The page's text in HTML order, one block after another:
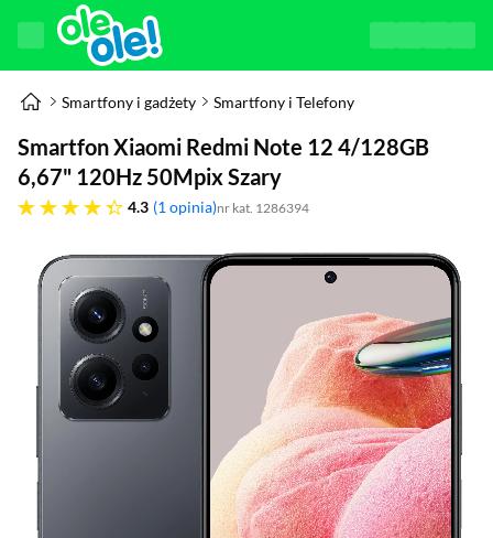
Smartfony i gadżety Smartfony i Telefony
Smartfon Xiaomi Redmi Note 12 4/128GB
6,67" 120Hz 50Mpix Szary
4.3
4.3 gwiazdek 1 opinia nr kat. 1286394